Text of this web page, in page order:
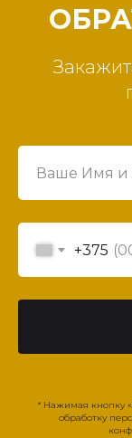
+375
* Нажимая кнопку
обработку